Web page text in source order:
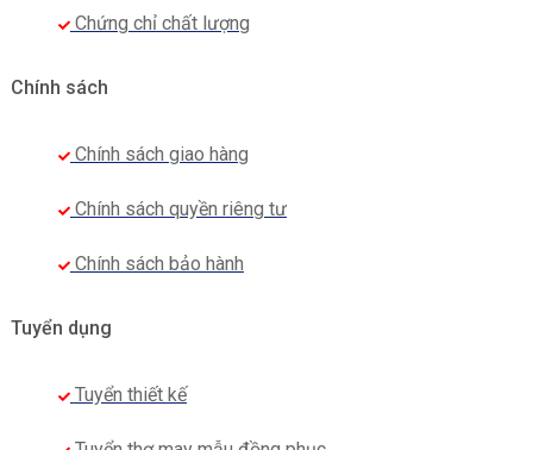
Áo sơ mi được thiết kế đơn giản, màu ghi nhã nhặn,
ngực áo. Đường chỉ may, thêu chắc chắn, tỉ mỉ,
không chỉ thừa.
Ngoài ra,
phù hợp với nhu cầu may đồng phục của từng
Chứng chỉ chất lượng
Chính sách
Chính sách giao hàng
Chính sách quyền riêng tư
Chính sách bảo hành
Tuyển dụng
Tuyển thiết kế